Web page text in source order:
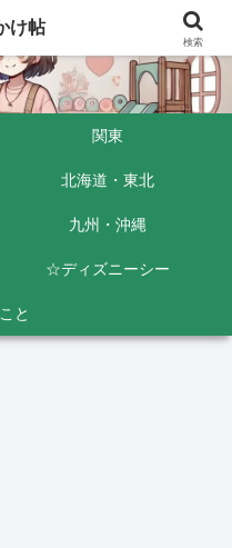
関東
北海道・東北
九州・沖縄
☆ディズニーシー
と
け帖
検索